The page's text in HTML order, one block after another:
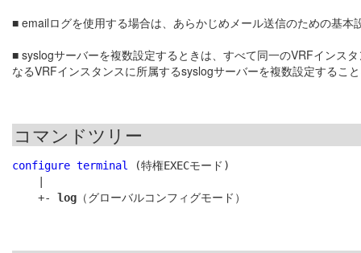
■ emailログを使用する場合は、あらかじめメール送信のための基本
■ syslogサーバーを複数設定するときは、すべて同一のVRFインス
なるVRFインスタンスに所属するsyslogサーバーを複数設定するこ
コマンドツリー
configure terminal
(特権EXECモード)
    +-
log